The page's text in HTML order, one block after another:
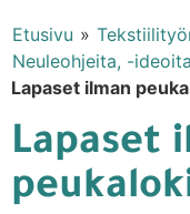
Etusivu »
Neuleohjeita, -ideoita
Lapaset ilman
Lapaset